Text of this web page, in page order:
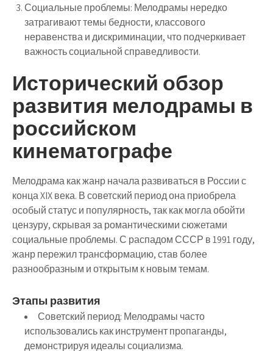
Социальные проблемы: Мелодрамы нередко
затрагивают темы бедности, классового
неравенства и дискриминации, что подчеркивает
важность социальной справедливости.
Исторический обзор
развития мелодрамы в
российском
кинематографе
Мелодрама как жанр начала развиваться в России с
конца XIX века. В советский период она приобрела
особый статус и популярность, так как могла обойти
цензуру, скрывая за романтическими сюжетами
социальные проблемы. С распадом СССР в 1991 году,
жанр пережил трансформацию, став более
разнообразным и открытым к новым темам.
Этапы развития
Советский период: Мелодрамы часто
использовались как инструмент пропаганды,
демонстрируя идеалы социализма.